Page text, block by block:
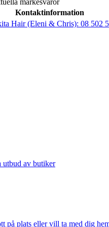
Kontaktinformation
Hair (Eleni & Chris): 08 502
utbud av butiker
på plats eller vill ta med dig